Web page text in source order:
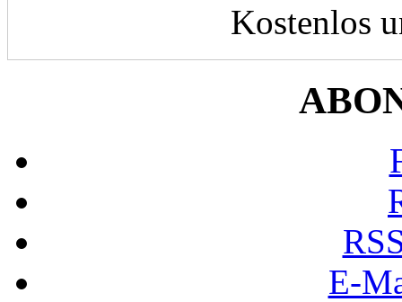
Kostenlos
E-